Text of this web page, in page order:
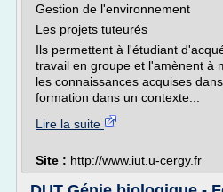
Gestion de l'environnement
Les projets tuteurés
Ils permettent à l'étudiant
travail en groupe et l'amènent à
les connaissances acquises
formation dans un contexte...
Lire la suite
Site : http://www.iut.u-cergy.fr